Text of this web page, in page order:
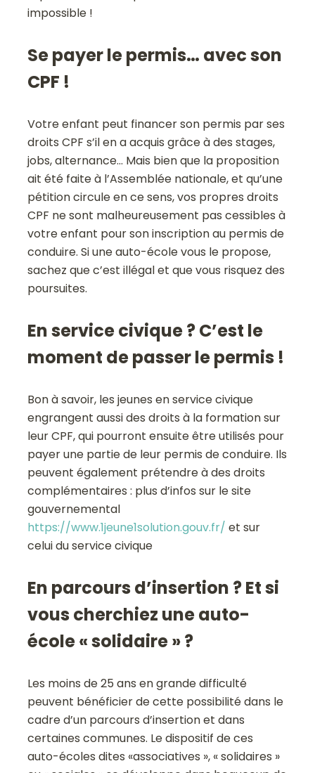
impossible !
Se payer le permis… avec son
CPF !
Votre enfant peut financer son permis par ses
droits CPF s’il en a acquis grâce à des stages,
jobs, alternance… Mais bien que la proposition
ait été faite à l’Assemblée nationale, et qu’une
pétition circule en ce sens, vos propres droits
CPF ne sont malheureusement pas cessibles à
votre enfant pour son inscription au permis de
conduire. Si une auto-école vous le propose,
sachez que c’est illégal et que vous risquez des
poursuites.
En service civique ? C’est le
moment de passer le permis !
Bon à savoir, les jeunes en service civique
engrangent aussi des droits à la formation sur
leur CPF, qui pourront ensuite être utilisés pour
payer une partie de leur permis de conduire. Ils
peuvent également prétendre à des droits
complémentaires : plus d’infos sur le site
gouvernemental
https://www.1jeune1solution.gouv.fr/ et sur
celui du service civique
En parcours d’insertion ? Et si
vous cherchiez une auto-
école « solidaire » ?
Les moins de 25 ans en grande difficulté
peuvent bénéficier de cette possibilité dans le
cadre d’un parcours d’insertion et dans
certaines communes. Le dispositif de ces
auto-écoles dites «associatives », « solidaires »